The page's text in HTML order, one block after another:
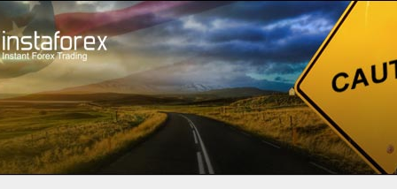
Кичик